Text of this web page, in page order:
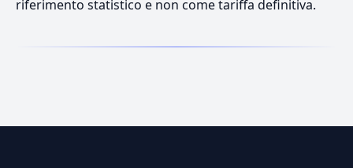
riferimento statistico e non come tariffa definitiva.